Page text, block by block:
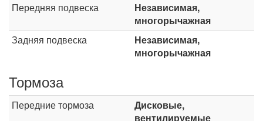
Передняя подвеска
Независимая,
многорычажная
Задняя подвеска
Независимая,
многорычажная
Тормоза
Передние тормоза
Дисковые,
вентилируемые